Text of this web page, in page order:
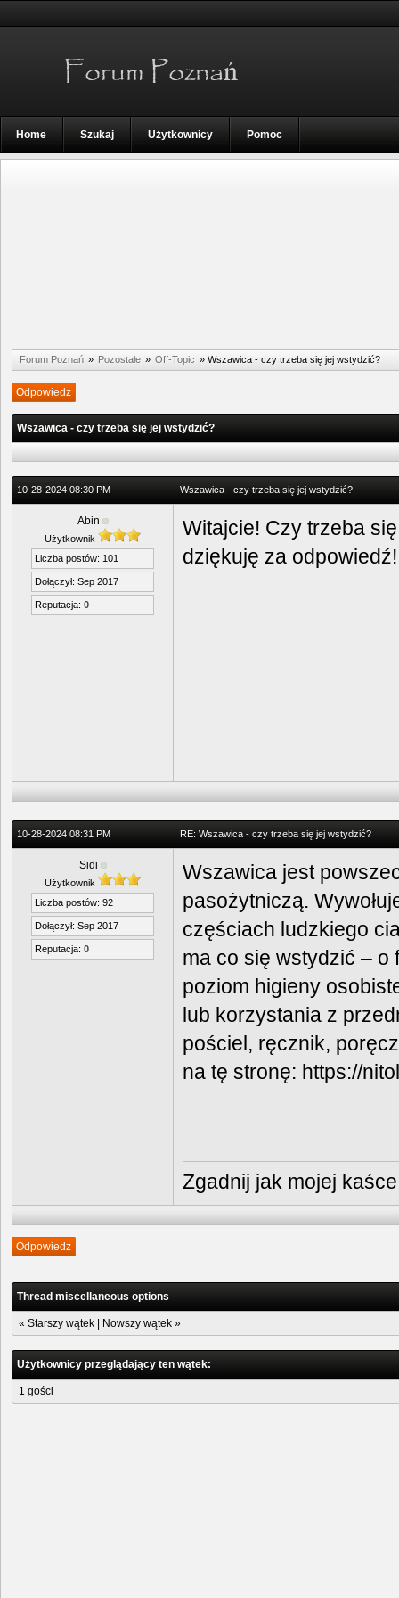
Home Szukaj Użytkownicy Pomoc
Forum Poznań » Pozostałe » Off-Topic » Wszawica - czy trzeba się jej wstydzić?
Odpowiedz
Wszawica - czy trzeba się jej wstydzić?
10-28-2024 08:30 PM Wszawica - czy trzeba się jej wstydzić?
Abin
Użytkownik
Liczba postów: 101
Dołączył: Sep 2017
Reputacja: 0
Witajcie! Czy trzeba
dziękuję za odpowiedź!
10-28-2024 08:31 PM RE: Wszawica - czy trzeba się jej wstydzić?
Sidi
Użytkownik
Liczba postów: 92
Dołączył: Sep 2017
Reputacja: 0
Wszawica jest
pasożytniczą.
częściach ludzkiego
ma co się wstydzić – o
poziom higieny
lub korzystania z
pościel, ręcznik,
na tę stronę: https://
Zgadnij jak mojej
Odpowiedz
Thread miscellaneous options
« Starszy wątek Nowszy wątek »
Użytkownicy przeglądający ten wątek:
1 gości